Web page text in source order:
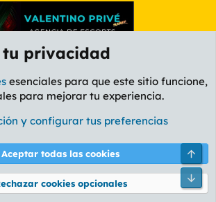
AMARILLO
y reglas Política de privacidad Ayuda
XenForo® © 2010-2026 XenForo Ltd.
privacidad
esenciales para que este sitio funcione,
para mejorar tu experiencia.
y configurar tus preferencias
Aceptar todas las cookies
cookies opcionales
Pie